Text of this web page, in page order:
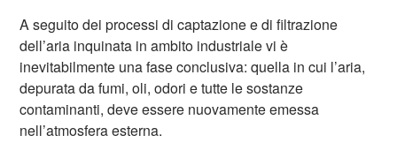
A seguito dei processi di captazione e di filtrazione
dell’aria inquinata in ambito industriale vi è
inevitabilmente una fase conclusiva: quella in cui l’aria,
depurata da fumi, oli, odori e tutte le sostanze
contaminanti, deve essere nuovamente emessa
nell’atmosfera esterna.